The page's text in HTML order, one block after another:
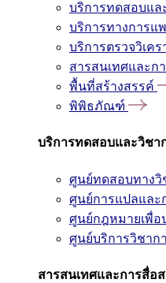
บริการทดสอบแล
บริการทางการแ
บริการตรวจวิเค
สารสนเทศและก
พื้นที่สร้างสรรค์
พิพิธภัณฑ์
บริการทดสอบและวิชา
ศูนย์ทดสอบทางวิ
ศูนย์การแปลและ
ศูนย์กฎหมายเพื่อ
ศูนย์บริการวิชาก
สารสนเทศและการสื่อ